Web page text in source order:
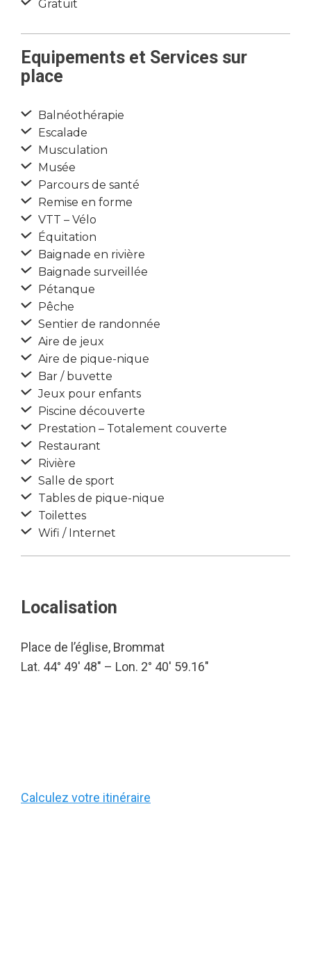
Gratuit
Equipements et Services sur
place
Balnéothérapie
Escalade
Musculation
Musée
Parcours de santé
Remise en forme
VTT – Vélo
Équitation
Baignade en rivière
Baignade surveillée
Pétanque
Pêche
Sentier de randonnée
Aire de jeux
Aire de pique-nique
Bar / buvette
Jeux pour enfants
Piscine découverte
Prestation – Totalement couverte
Restaurant
Rivière
Salle de sport
Tables de pique-nique
Toilettes
Wifi / Internet
Localisation
Place de l’église, Brommat
Lat. 44° 49′ 48″ – Lon. 2° 40′ 59.16″
Calculez votre itinéraire